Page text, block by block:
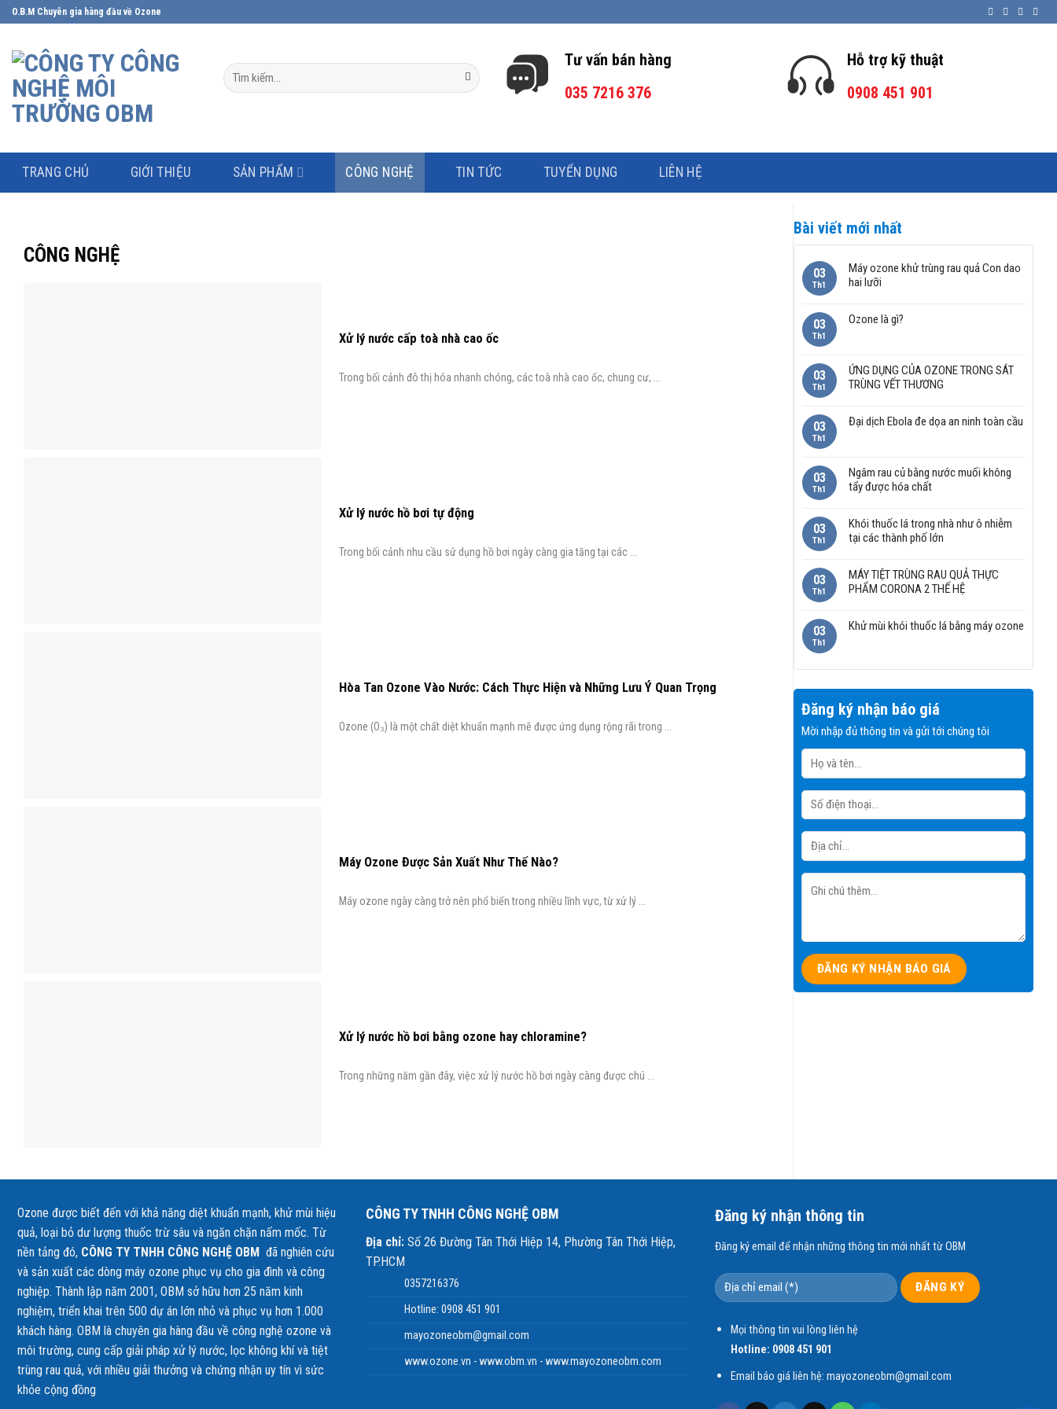
Skip
to
content
O.B.M Chuyên gia hàng đầu về Ozone
Tìm
kiếm:
Tư vấn bán hàng
035 7216 376
Hỗ trợ kỹ thuật
0908 451 901
TRANG CHỦ GIỚI THIỆU SẢN PHẨM CÔNG NGHỆ TIN TỨC TUYỂN DỤNG LIÊN HỆ
CÔNG NGHỆ
Xử lý nước cấp toà nhà cao ốc
Trong bối cảnh đô thị hóa nhanh chóng, các toà nhà cao ốc, chung cư, ...
Xử lý nước hồ bơi tự động
Trong bối cảnh nhu cầu sử dụng hồ bơi ngày càng gia tăng tại các ...
Hòa Tan Ozone Vào Nước: Cách Thực Hiện và Những Lưu Ý Quan Trọng
Ozone (O₃) là một chất diệt khuẩn mạnh mẽ được ứng dụng rộng rãi trong ...
Máy Ozone Được Sản Xuất Như Thế Nào?
Máy ozone ngày càng trở nên phổ biến trong nhiều lĩnh vực, từ xử lý ...
Xử lý nước hồ bơi bằng ozone hay chloramine?
Trong những năm gần đây, việc xử lý nước hồ bơi ngày càng được chú ...
Bài viết mới nhất
03
Th1
Máy ozone khử trùng rau quả Con dao
hai lưỡi
03
Th1
Ozone là gì?
03
Th1
ỨNG DỤNG CỦA OZONE TRONG SÁT
TRÙNG VẾT THƯƠNG
03
Th1
Đại dịch Ebola đe dọa an ninh toàn cầu
03
Th1
Ngâm rau củ bằng nước muối không
tẩy được hóa chất
03
Th1
Khói thuốc lá trong nhà như ô nhiễm
tại các thành phố lớn
03
Th1
MÁY TIỆT TRÙNG RAU QUẢ THỰC
PHẨM CORONA 2 THẾ HỆ
03
Th1
Khử mùi khói thuốc lá bằng máy ozone
Đăng ký nhận báo giá
Mời nhập đủ thông tin và gửi tới chúng tôi
Ozone được biết đến với khả năng diệt khuẩn mạnh, khử mùi hiệu
quả, loại bỏ dư lượng thuốc trừ sâu và ngăn chặn nấm mốc. Từ
nền tảng đó, CÔNG TY TNHH CÔNG NGHỆ OBM đã nghiên cứu
và sản xuất các dòng máy ozone phục vụ cho gia đình và công
nghiệp. Thành lập năm 2001, OBM sở hữu hơn 25 năm kinh
nghiệm, triển khai trên 500 dự án lớn nhỏ và phục vụ hơn 1.000
khách hàng. OBM là chuyên gia hàng đầu về công nghệ ozone và
môi trường, cung cấp giải pháp xử lý nước, lọc không khí và tiệt
trùng rau quả, với nhiều giải thưởng và chứng nhận uy tín vì sức
khỏe cộng đồng
CÔNG TY TNHH CÔNG NGHỆ OBM
Địa chỉ: Số 26 Đường Tân Thới Hiệp 14, Phường Tân Thới Hiệp,
TP.HCM
0357216376
Hotline: 0908 451 901
mayozoneobm@gmail.com
www.ozone.vn - www.obm.vn - www.mayozoneobm.com
Đăng ký nhận thông tin
Đăng ký email để nhận những thông tin mới nhất từ OBM
Mọi thông tin vui lòng liên hệ
Hotline: 0908 451 901
Email báo giá liên hệ: mayozoneobm@gmail.com